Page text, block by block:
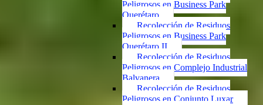
Peligrosos en Business Park
Querétaro
Recolección de Residuos
Peligrosos en Business Park
Querétaro II
Recolección de Residuos
Peligrosos en Complejo Industrial
Balvanera
Recolección de Residuos
Peligrosos en Conjunto Luxar